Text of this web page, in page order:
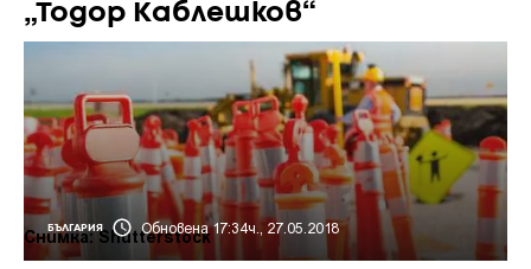
„Тодор Каблешков“
БЪЛГАРИЯ Обновена 17:34ч., 27.05.2018
Снимка: Shutterstock